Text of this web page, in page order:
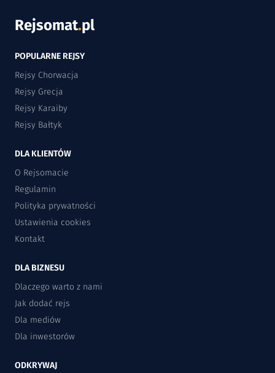
Rejsomat.pl
POPULARNE REJSY
Rejsy Chorwacja
Rejsy Grecja
Rejsy Karaiby
Rejsy Bałtyk
DLA KLIENTÓW
O Rejsomacie
Regulamin
Polityka prywatności
Ustawienia cookies
Kontakt
DLA BIZNESU
Dlaczego warto z nami
Jak dodać rejs
Dla mediów
Dla inwestorów
ODKRYWAJ